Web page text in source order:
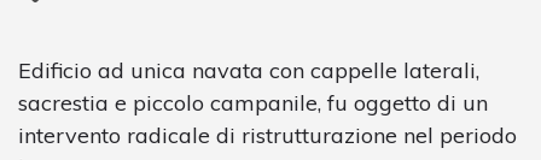
Edificio ad unica navata con cappelle laterali,
sacrestia e piccolo campanile, fu oggetto di un
intervento radicale di ristrutturazione nel periodo